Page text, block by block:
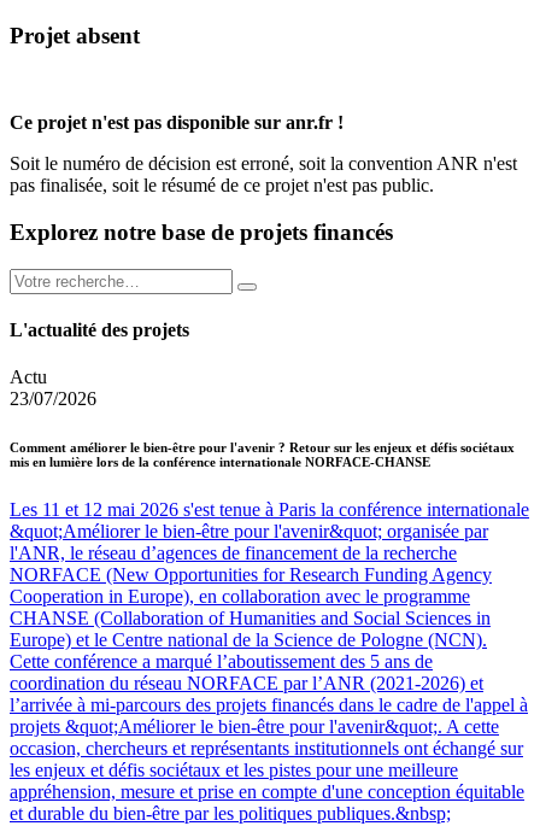
Projet absent
Ce projet n'est pas disponible sur anr.fr !
Soit le numéro de décision est erroné, soit la convention ANR n'est
pas finalisée, soit le résumé de ce projet n'est pas public.
Explorez notre base de projets financés
L'actualité des projets
Actu
23/07/2026
Comment améliorer le bien-être pour l'avenir ? Retour sur les enjeux et défis sociétaux
mis en lumière lors de la conférence internationale NORFACE-CHANSE
Les 11 et 12 mai 2026 s'est tenue à Paris la conférence internationale
&quot;Améliorer le bien-être pour l'avenir&quot; organisée par
l'ANR, le réseau d’agences de financement de la recherche
NORFACE (New Opportunities for Research Funding Agency
Cooperation in Europe), en collaboration avec le programme
CHANSE (Collaboration of Humanities and Social Sciences in
Europe) et le Centre national de la Science de Pologne (NCN).
Cette conférence a marqué l’aboutissement des 5 ans de
coordination du réseau NORFACE par l’ANR (2021-2026) et
l’arrivée à mi-parcours des projets financés dans le cadre de l'appel à
projets &quot;Améliorer le bien-être pour l'avenir&quot;. A cette
occasion, chercheurs et représentants institutionnels ont échangé sur
les enjeux et défis sociétaux et les pistes pour une meilleure
appréhension, mesure et prise en compte d'une conception équitable
et durable du bien-être par les politiques publiques.&nbsp;